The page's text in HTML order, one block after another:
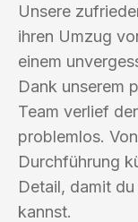
Unsere
ihren Umzug
einem
Dank unserem
Team verlief
problemlos.
Durchführung
Detail, damit
kannst.